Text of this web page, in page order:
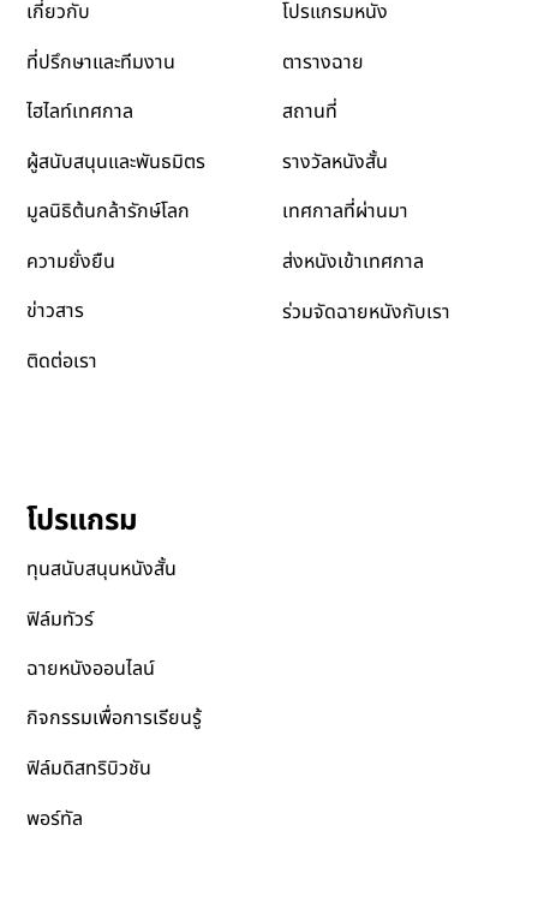
เกี่ยวกับเรา
เกี่ยวกับ
ที่ปรึกษาและทีมงาน
ไฮไลท์เทศกาล
ผู้สนับสนุนและพันธมิตร
มูลนิธิต้นกล้ารักษ์โลก
ความยั่งยืน
ข่าวสาร
เทศกาล
โปรแกรมหนัง
ตารางฉาย
สถานที่
รางวัลหนังสั้น
เทศกาลที่ผ่านมา
ส่งหนังเข้าเทศกาล
โปรแกรม
ทุนสนับสนุนหนังสั้น
ฟิล์มทัวร์
ฉายหนังออนไลน์
กิจกรรมเพื่อการเรียนรู้
ฟิล์มดิสทริบิวชัน